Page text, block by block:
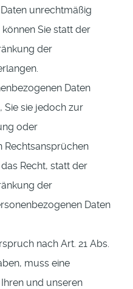
unrechtmäßig
Sie statt der
der
Daten
Sie sie jedoch zur
oder
Rechtsansprüchen
Recht, statt der
der
Daten
nach Art. 21 Abs.
muss eine
und unseren